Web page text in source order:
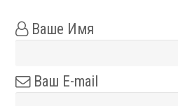
Ваше Имя
Ваш E-mail